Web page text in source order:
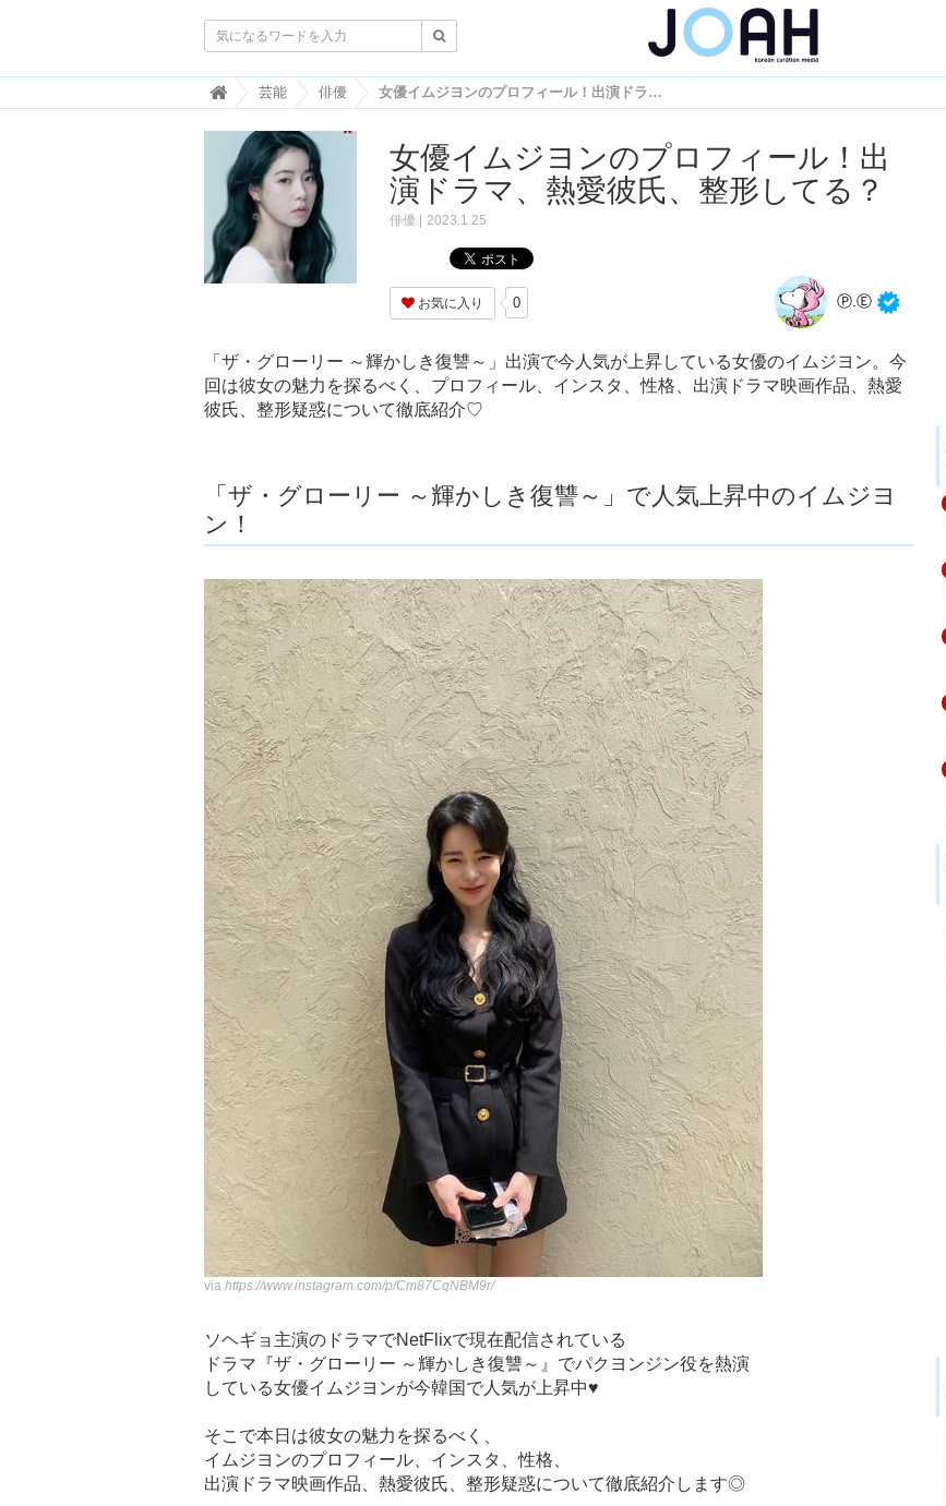
韓
国
ト
レ
ン
ド
情
報
・
韓
国
J
O
ジ
ョ
ア
-
芸能 俳優 女優イムジヨンのプロフィール！出演ドラマ、熱愛彼氏、整形してる？
女優イムジヨンのプロフィール！出
演ドラマ、熱愛彼氏、整形してる？
俳優 2023.1.25
お気に入り 0 Ⓟ.Ⓔ
「ザ・グローリー ～輝かしき復讐～」出演で今人気が上昇している女優のイムジヨン。今
回は彼女の魅力を探るべく、プロフィール、インスタ、性格、出演ドラマ映画作品、熱愛
彼氏、整形疑惑について徹底紹介♡
「ザ・グローリー ～輝かしき復讐～」で人気上昇中のイムジヨ
ン！
via https://www.instagram.com/p/Cm87CqNBM9r/
ソヘギョ主演のドラマでNetFlixで現在配信されている
ドラマ『ザ・グローリー ～輝かしき復讐～』でパクヨンジン役を熱演
している女優イムジヨンが今韓国で人気が上昇中♥
そこで本日は彼女の魅力を探るべく、
イムジヨンのプロフィール、インスタ、性格、
出演ドラマ映画作品、熱愛彼氏、整形疑惑について徹底紹介します◎